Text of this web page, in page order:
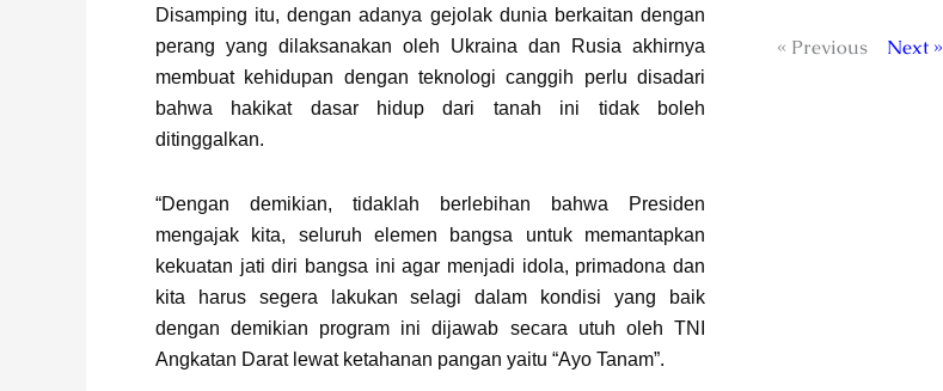
Disamping itu, dengan adanya gejolak dunia berkaitan dengan
perang yang dilaksanakan oleh Ukraina dan Rusia akhirnya
membuat kehidupan dengan teknologi canggih perlu disadari
bahwa hakikat dasar hidup dari tanah ini tidak boleh
ditinggalkan.
“Dengan demikian, tidaklah berlebihan bahwa Presiden
mengajak kita, seluruh elemen bangsa untuk memantapkan
kekuatan jati diri bangsa ini agar menjadi idola, primadona dan
kita harus segera lakukan selagi dalam kondisi yang baik
dengan demikian program ini dijawab secara utuh oleh TNI
Angkatan Darat lewat ketahanan pangan yaitu “Ayo Tanam”.
« Previous Next »